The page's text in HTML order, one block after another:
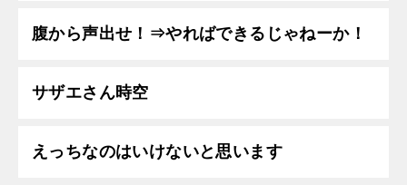
腹から声出せ！⇒やればできるじゃねーか！
サザエさん時空
えっちなのはいけないと思います